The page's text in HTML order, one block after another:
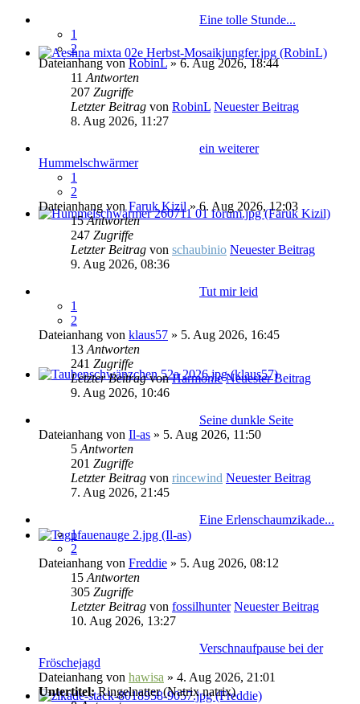
Eine tolle Stunde...
1
2
DateianhangvonRobinL» 6. Aug 2026, 18:44
11 Antworten
207 Zugriffe
Letzter Beitrag von RobinL Neuester Beitrag
8. Aug 2026, 11:27
ein weiterer
Hummelschwärmer
1
2
Dateianhang vonFaruk Kizil» 6. Aug 2026, 12:03
15Antworten
247 Zugriffe
Letzter Beitrag von schaubinio Neuester Beitrag
9. Aug 2026, 08:36
Tut mir leid
1
2
Dateianhang von klaus57 » 5. Aug 2026, 16:45
13 Antworten
241 Zugriffe
Letzter BeitragvonHarmonie Neuester Beitrag
9. Aug 2026, 10:46
Seine dunkle Seite
Dateianhang von Il-as » 5. Aug 2026, 11:50
5 Antworten
201 Zugriffe
Letzter Beitrag von rincewind Neuester Beitrag
7. Aug 2026, 21:45
Eine Erlenschaumzikade...
1
2
Dateianhang von Freddie » 5. Aug 2026, 08:12
15 Antworten
305 Zugriffe
Letzter Beitrag von fossilhunter Neuester Beitrag
10. Aug 2026, 13:27
Verschnaufpause bei der
Fröschejagd
Dateianhang von hawisa » 4. Aug 2026, 21:01
Untertitel:Ringelnatter (Natrix natrix)